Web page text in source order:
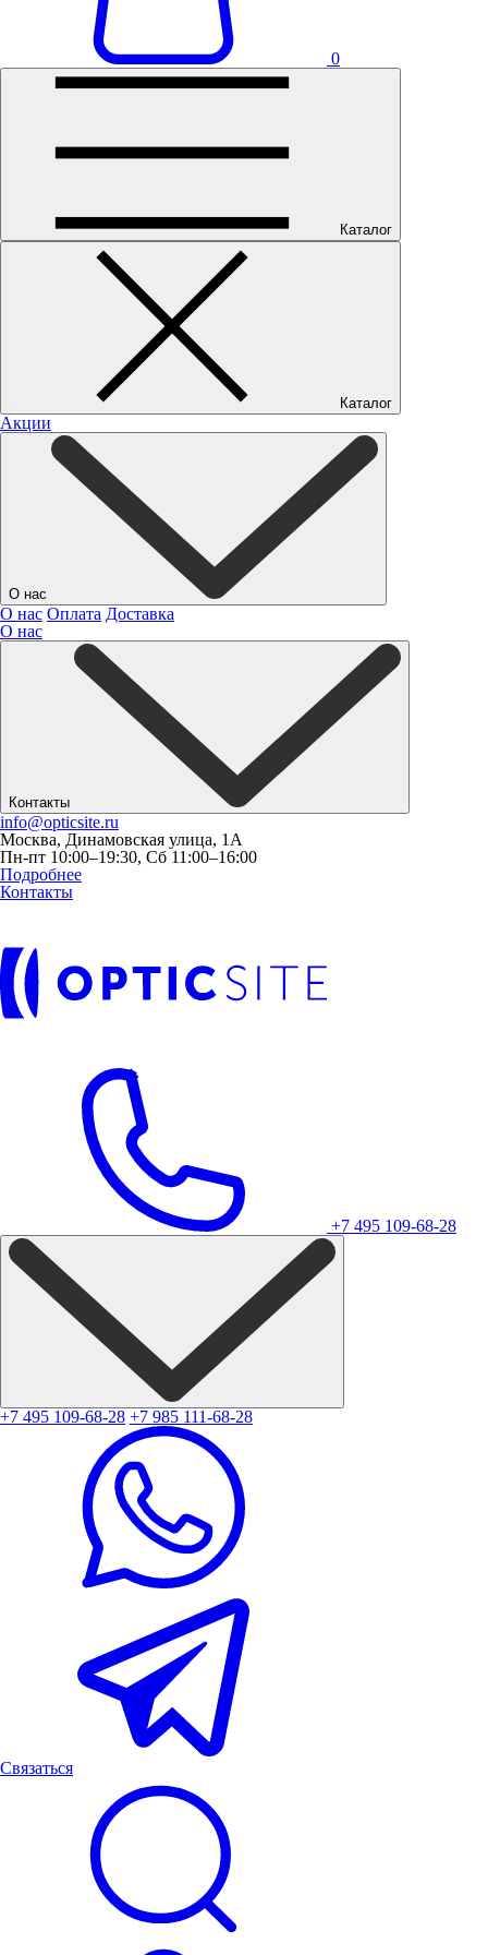
0
Каталог
Каталог
Акции
О нас
О нас Оплата Доставка
О нас
Контакты
info@opticsite.ru
Москва, Динамовская улица, 1А
Пн-пт 10:00–19:30, Сб 11:00–16:00
Подробнее
Контакты
+7 495 109-68-28
+7 495 109-68-28 +7 985 111-68-28
Связаться